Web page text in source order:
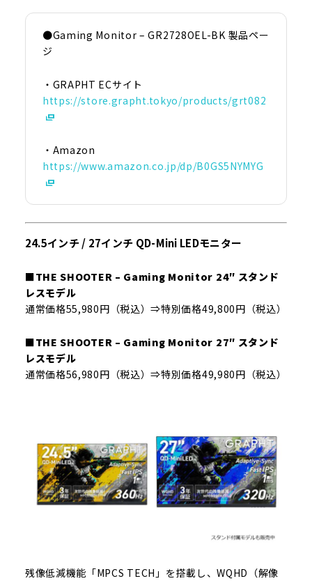
●Gaming Monitor – GR2728OEL-BK 製品ペー
ジ
・GRAPHT ECサイト
https://store.grapht.tokyo/products/grt082
・Amazon
https://www.amazon.co.jp/dp/B0GS5NYMYG
24.5インチ / 27インチ QD-Mini LEDモニター
■THE SHOOTER – Gaming Monitor 24″ スタンド
レスモデル
通常価格55,980円（税込）⇒特別価格49,800円（税込）
■THE SHOOTER – Gaming Monitor 27″ スタンド
レスモデル
通常価格56,980円（税込）⇒特別価格49,980円（税込）
残像低減機能「MPCS TECH」を搭載し、WQHD（解像